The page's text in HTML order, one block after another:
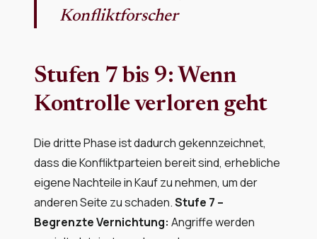
Konfliktforscher
Stufen 7 bis 9: Wenn
Kontrolle verloren geht
Die dritte Phase ist dadurch gekennzeichnet,
dass die Konfliktparteien bereit sind, erhebliche
eigene Nachteile in Kauf zu nehmen, um der
anderen Seite zu schaden.Stufe 7 –
Begrenzte Vernichtung: Angriffe werden